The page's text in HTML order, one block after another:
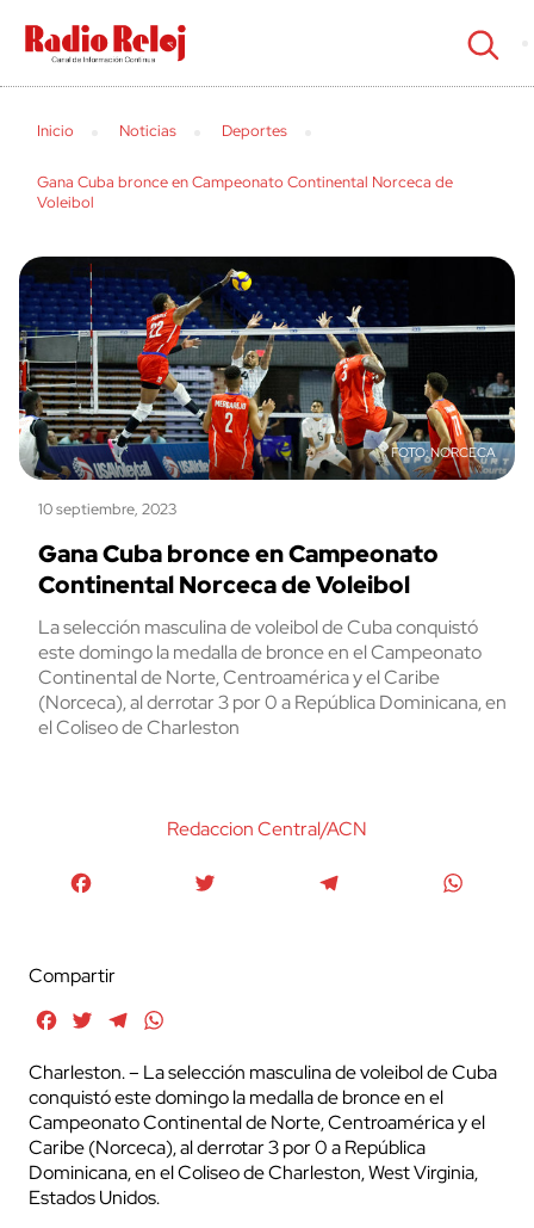
cerrar
Inicio Noticias Deportes
Gana Cuba bronce en Campeonato Continental Norceca de
Voleibol
NORCECA
10 septiembre, 2023
Gana Cuba bronce en Campeonato
Continental Norceca de Voleibol
La selección masculina de voleibol de Cuba conquistó
este domingo la medalla de bronce en el Campeonato
Continental de Norte, Centroamérica y el Caribe
(Norceca), al derrotar 3 por 0 a República Dominicana, en
el Coliseo de Charleston
Redaccion Central/ACN
Compartir
FacebookTwitterTelegram
Charleston. – La selección masculina de voleibol de Cuba
conquistó este domingo la medalla de bronce en el
Campeonato Continental de Norte, Centroamérica y el
Caribe (Norceca), al derrotar 3 por 0 a República
Dominicana, en el Coliseo de Charleston, West Virginia,
Estados Unidos.